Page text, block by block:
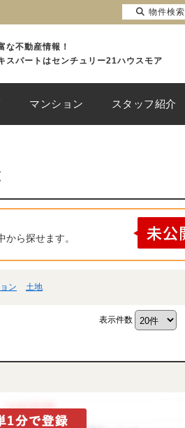
な不動産情報！
スパートはセンチュリー21ハウスモア
マンション スタッフ紹介
から探せます。
ン 土地
表示件数
物件検索